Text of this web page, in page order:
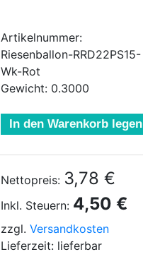
Artikelnummer:
Riesenballon-RRD22PS15-
Wk-Rot
Gewicht: 0.3000
In den Warenkorb legen
Nettopreis: 3,78 €
Inkl. Steuern: 4,50 €
zzgl. Versandkosten
Lieferzeit: lieferbar